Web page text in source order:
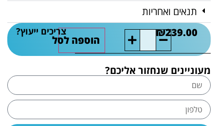
תנאים ואחריות
₪239.00
הוספה לסל
צריכים ייעוץ?
מעוניינים שנחזור אליכם?